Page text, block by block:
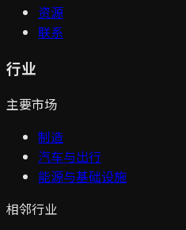
资源
联系
行业
主要市场
制造
汽车与出行
能源与基础设施
相邻行业